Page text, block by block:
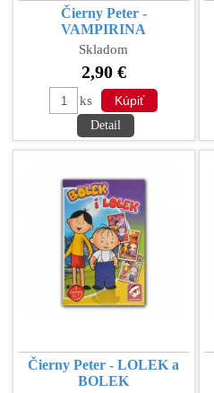
Čierny Peter -
VAMPIRINA
Skladom
2,90 €
ks
Detail
Čierny Peter - LOLEK a
BOLEK